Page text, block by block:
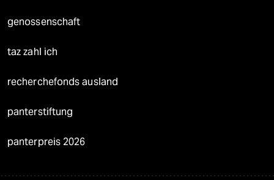
genossenschaft
taz zahl ich
recherchefonds ausland
panterstiftung
panterpreis 2026